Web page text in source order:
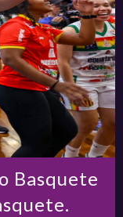
Basquete